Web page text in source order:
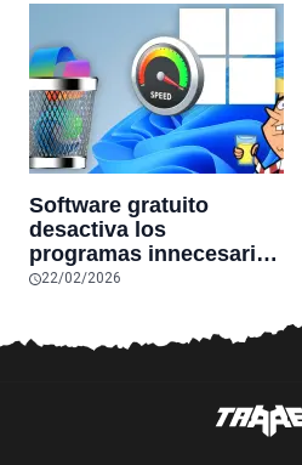
Software gratuito
desactiva los
programas innecesarios
de Windows 11 y
reduciendo el uso de la
RAM y mucho más
22/02/2026